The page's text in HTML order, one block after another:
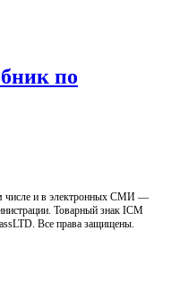
по
числе и в электронных СМИ —
Товарный знак ICM
Все права защищены.